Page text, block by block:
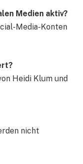
Medien aktiv?
Media-Konten
Heidi Klum und
nicht